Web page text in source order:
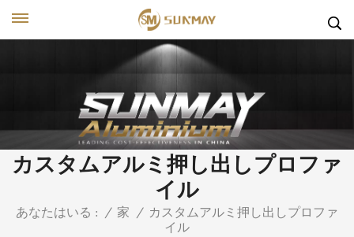
カスタムアルミ押し出しプロファ
イル
あなたはいる : / 家 /
カスタムアルミ押し出しプロファ
イル